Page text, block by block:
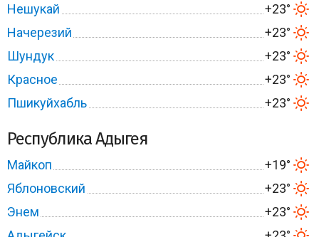
Нешукай
+23°
Начерезий
+23°
Шундук
+23°
Красное
+23°
Пшикуйхабль
+23°
Республика Адыгея
Майкоп
+19°
Яблоновский
+23°
Энем
+23°